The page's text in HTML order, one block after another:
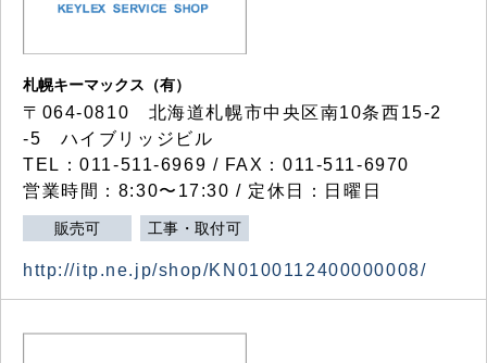
札幌キーマックス（有）
〒064-0810 北海道札幌市中央区南10条西15-2
-5 ハイブリッジビル
TEL：011-511-6969 / FAX：011-511-6970
営業時間：8:30〜17:30 / 定休日：日曜日
販売可 工事・取付可
http://itp.ne.jp/shop/KN0100112400000008/